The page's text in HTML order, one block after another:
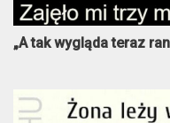
„A tak wygląda teraz